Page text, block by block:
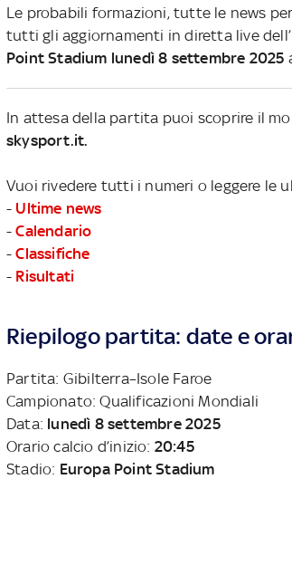
Le probabili formazioni, tutte le news
tutti gli aggiornamenti in diretta live
Point Stadium lunedì 8 settembre 2025
In attesa della partita puoi scoprire il
skysport.it.
Vuoi rivedere tutti i numeri o leggere le
- Ultime news
-Calendario
-Classifiche
- Risultati
Riepilogo partita: date e
Partita: Gibilterra–Isole Faroe
Campionato: Qualificazioni Mondiali
Data: lunedì 8 settembre 2025
Orario calcio d’inizio: 20:45
Stadio: Europa Point Stadium